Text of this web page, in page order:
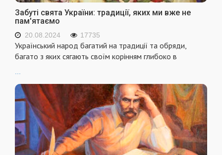
Забуті свята України: традиції, яких ми вже не
пам'ятаємо
20.08.2024 17735
Український народ багатий на традиції та обряди,
багато з яких сягають своїм корінням глибоко в